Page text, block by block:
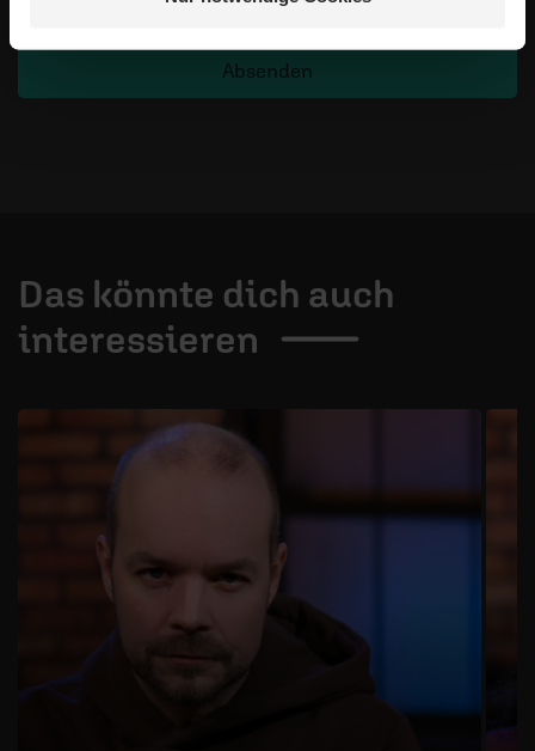
Schreiben Ihres Kommentars unsereNetiquette
Absenden
Das könnte dich auch
interessieren